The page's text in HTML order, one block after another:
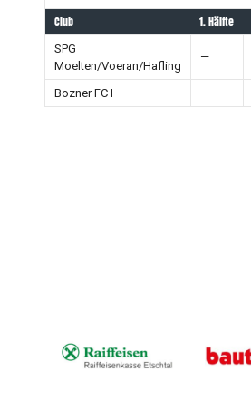
Club 1. Hälfte
SPG
Moelten/Voeran/Hafling
—
Bozner FC I —